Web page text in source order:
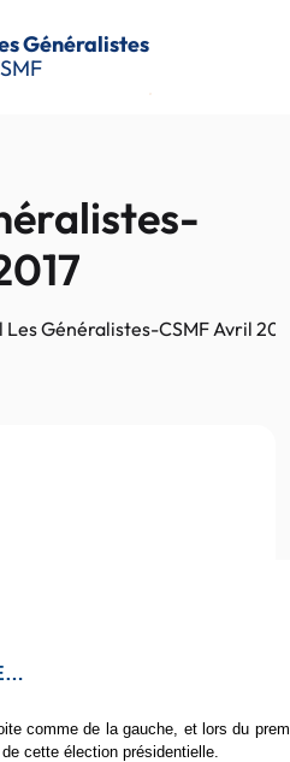
Généralistes
Les Généralistes-CSMF Avril
comme de la gauche, et lors du
cette élection présidentielle.